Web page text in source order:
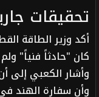
تحقيقات
أكد وزير الطاقة
كان "حادثاً فنياً"
وأشار الكعبي إلى
وأن سفارة الهند